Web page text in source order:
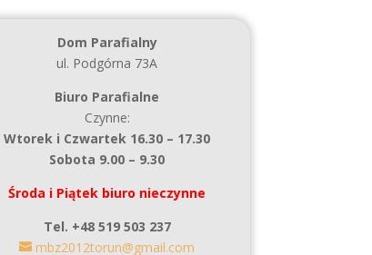
Dom Parafialny
ul. Podgórna 73A
Biuro Parafialne
Czynne:
Wtorek i Czwartek 16.30 – 17.30
Sobota 9.00 – 9.30
Środa i Piątek biuro nieczynne
Tel. +48 519 503 237
mbz2012torun@gmail.com